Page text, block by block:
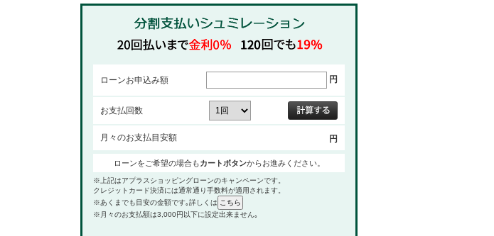
ローンお申込み額 円
お支払回数
月々のお支払目安額 円
ローンをご希望の場合もカートボタンからお進みください。
※上記はアプラスショッピングローンのキャンペーンです。
クレジットカード決済には通常通り手数料が適用されます。
※あくまでも目安の金額です｡詳しくは
※月々のお支払額は3,000円以下に設定出来ません｡